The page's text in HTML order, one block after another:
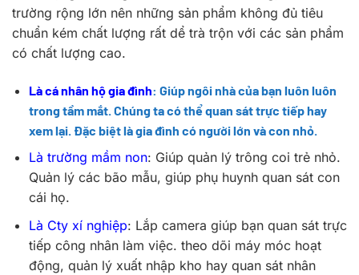
trường rộng lớn nên những sản phẩm không đủ tiêu
chuẩn kém chất lượng rất dể trà trộn với các sản phẩm
có chất lượng cao.
Là cá nhân hộ gia đình: Giúp ngôi nhà của bạn luôn luôn
trong tầm mắt. Chúng ta có thể quan sát trực tiếp hay
xem lại. Đặc biệt là gia đình có người lớn và con nhỏ.
Là trường mầm non: Giúp quản lý trông coi trẻ nhỏ.
Quản lý các bão mẫu, giúp phụ huynh quan sát con
cái họ.
Là Cty xí nghiệp: Lắp camera giúp bạn quan sát trực
tiếp công nhân làm việc. theo dõi máy móc hoạt
động, quản lý xuất nhập kho hay quan sát nhân